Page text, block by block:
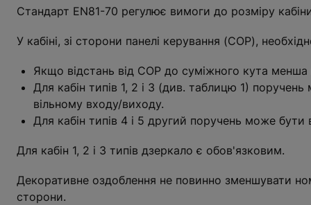
Стандарт EN81-70 регулює вимоги до розміру
У кабіні, зі сторони панелі керування (COP),
Якщо відстань від COP до суміжного кута
Для кабін типів 1, 2 і 3 (див. таблицю 1)
вільному входу/виходу.
Для кабін типів 4 і 5 другий поручень може
Для кабін 1, 2 і 3 типів дзеркало є обов'язковим.
Декоративне оздоблення не повинно зменшувати
сторони.